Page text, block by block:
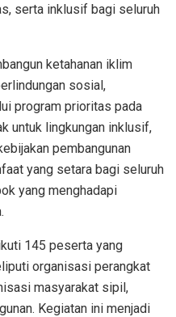
serta inklusif bagi seluruh
ketahanan iklim
sosial,
program prioritas pada
untuk lingkungan inklusif,
pembangunan
yang setara bagi seluruh
yang menghadapi
145 peserta yang
organisasi perangkat
masyarakat sipil,
Kegiatan ini menjadi